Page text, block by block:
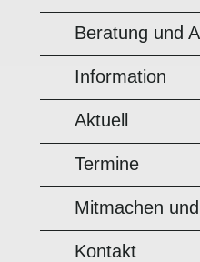
Beratung und
Information
Aktuell
Termine
Mitmachen
Kontakt